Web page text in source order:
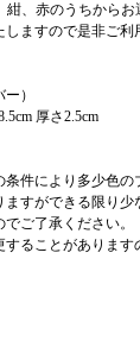
紺、赤のうちから
ますので是非ご利
）
厚さ2.5cm
件により多少色の
すができる限り少
ご了承ください。
ることがあります